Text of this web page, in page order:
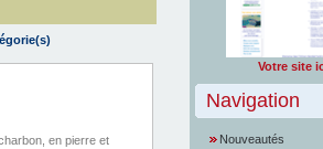
en pierre et
Votre site
Navigation
Nouveautés